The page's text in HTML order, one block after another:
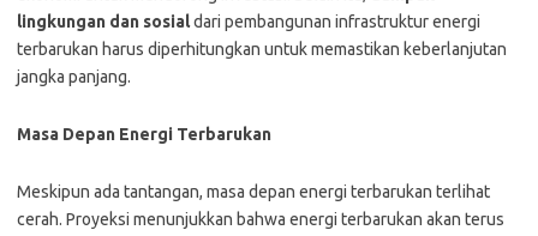
lingkungan dan sosialdari pembangunan infrastruktur energi
terbarukan harus diperhitungkan untuk memastikan keberlanjutan
jangka panjang.
Masa Depan Energi Terbarukan
Meskipun ada tantangan, masa depan energi terbarukan terlihat
cerah. Proyeksi menunjukkan bahwa energi terbarukan akan terus